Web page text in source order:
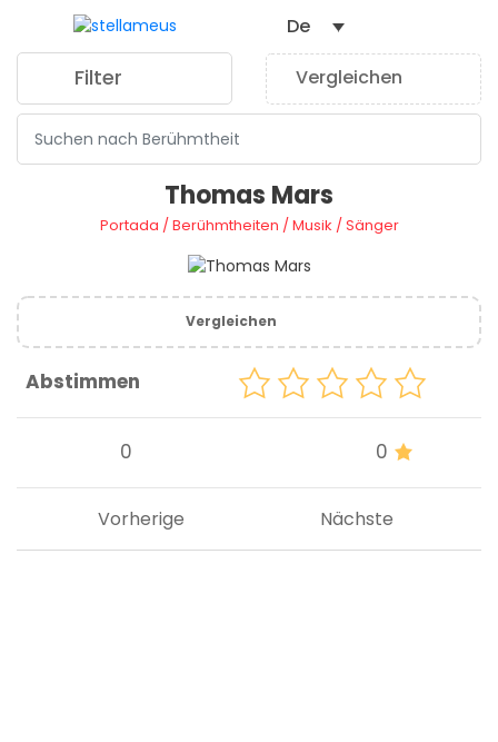
Filter Vergleichen
De
Thomas Mars
Portada /Berühmtheiten /Musik /Sänger
Vergleichen
Abstimmen
0 0
Nächste
Vorherige